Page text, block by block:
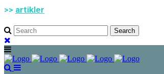
>> artikler